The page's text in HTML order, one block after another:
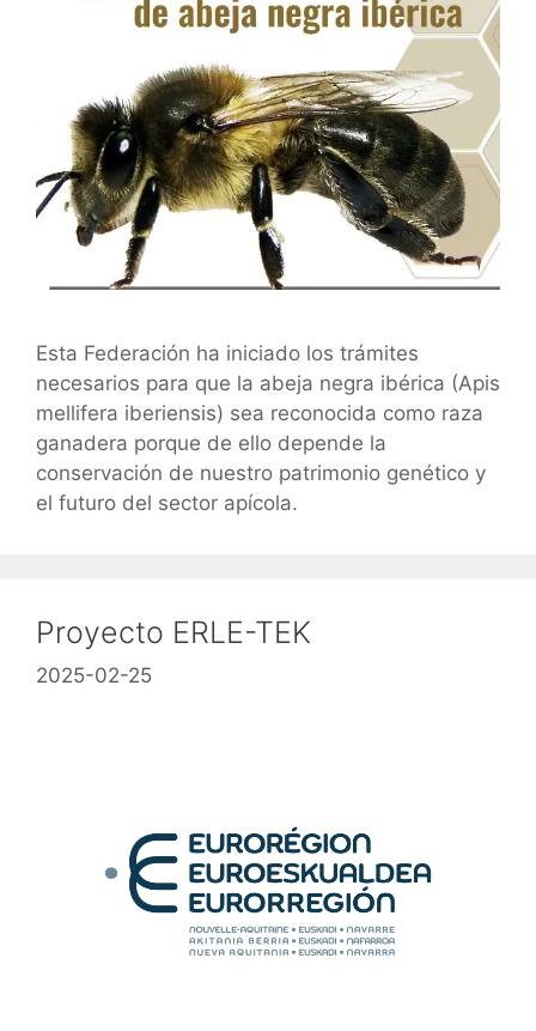
Esta Federación ha iniciado los trámites
necesarios para que la abeja negra ibérica (Apis
mellifera iberiensis) sea reconocida como raza
ganadera porque de ello depende la
conservación de nuestro patrimonio genético y
el futuro del sector apícola.
Proyecto ERLE-TEK
2025-02-25